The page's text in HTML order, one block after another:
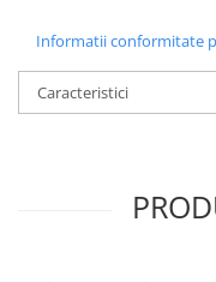
Informatii conformitate
Caracteristici